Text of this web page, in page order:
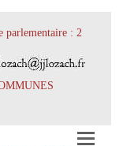
parlementaire : 2